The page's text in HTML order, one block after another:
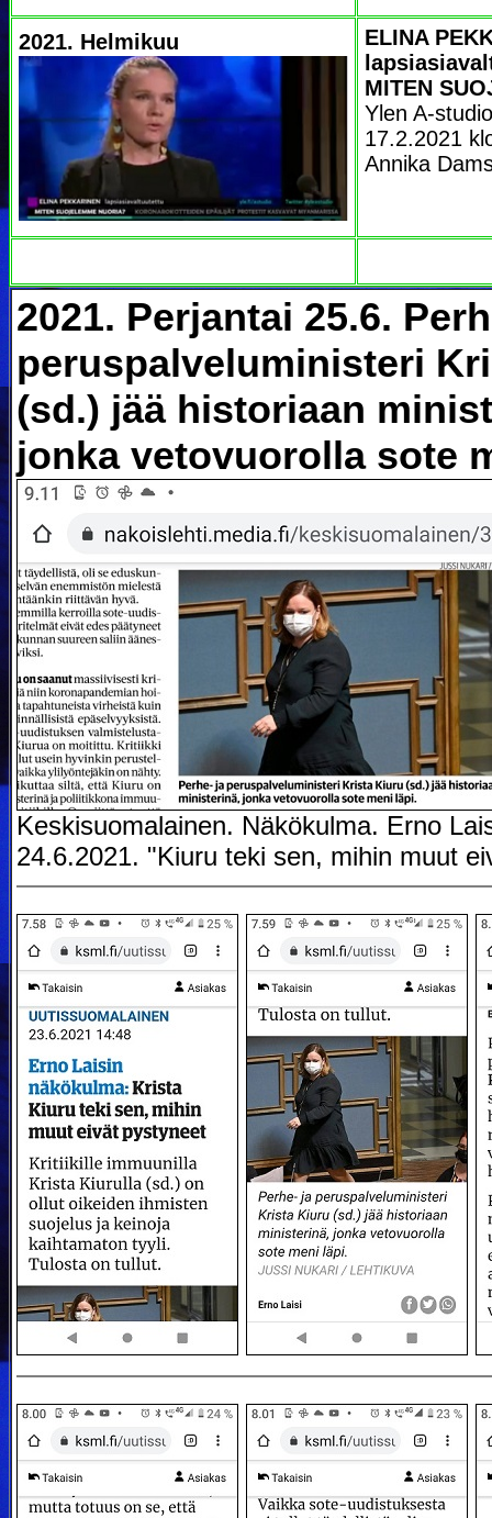
2021. Helmikuu
ELINA
MITEN
Ylen A-
17.2.2021
Annika
2021. Perjantai 25.6.
peruspalveluministeri
(sd.) jää historiaan
jonka vetovuorolla sote
Keskisuomalainen. Näkökulma. Erno
24.6.2021. "Kiuru teki sen, mihin muut